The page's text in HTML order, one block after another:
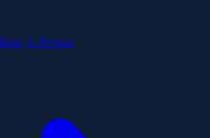
À Propos